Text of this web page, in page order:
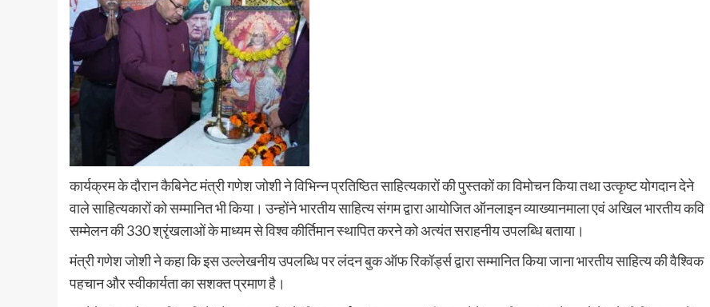
कार्यक्रम के दौरान कैबिनेट मंत्री गणेश जोशी ने विभिन्न प्रतिष्ठित साहित्यकारों की पुस्तकों का विमोचन किया तथा उत्कृष्ट योगदान देने
वाले साहित्यकारों को सम्मानित भी किया। उन्होंने भारतीय साहित्य संगम द्वारा आयोजित ऑनलाइन व्याख्यानमाला एवं अखिल भारतीय कवि
सम्मेलन की 330 श्रृंखलाओं के माध्यम से विश्व कीर्तिमान स्थापित करने को अत्यंत सराहनीय उपलब्धि बताया।
मंत्री गणेश जोशी ने कहा कि इस उल्लेखनीय उपलब्धि पर लंदन बुक ऑफ रिकॉर्ड्स द्वारा सम्मानित किया जाना भारतीय साहित्य की वैश्विक
पहचान और स्वीकार्यता का सशक्त प्रमाण है।